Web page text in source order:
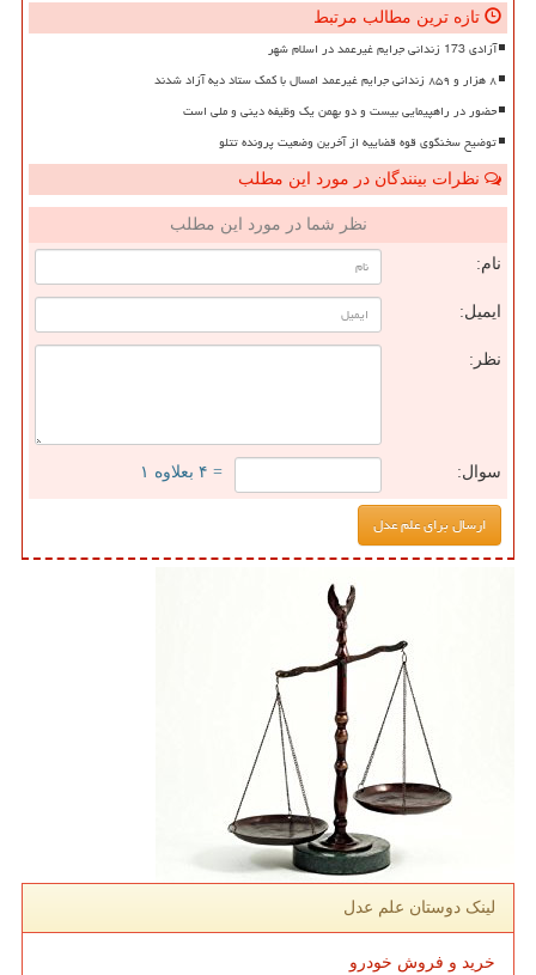
تازه ترین مطالب مرتبط
آزادی 173 زندانی جرایم غیرعمد در اسلام شهر
۸ هزار و ۸۵۹ زندانی جرایم غیرعمد امسال با کمک ستاد دیه آزاد شدند
حضور در راهپیمایی بیست و دو بهمن یک وظیفه دینی و ملی است
توضیح سخنگوی قوه قضاییه از آخرین وضعیت پرونده تتلو
نظرات بینندگان در مورد این مطلب
نظر شما در مورد این مطلب
نام:
ایمیل:
نظر:
سوال: = ۴ بعلاوه ۱
لینک دوستان علم عدل
خرید و فروش خودرو